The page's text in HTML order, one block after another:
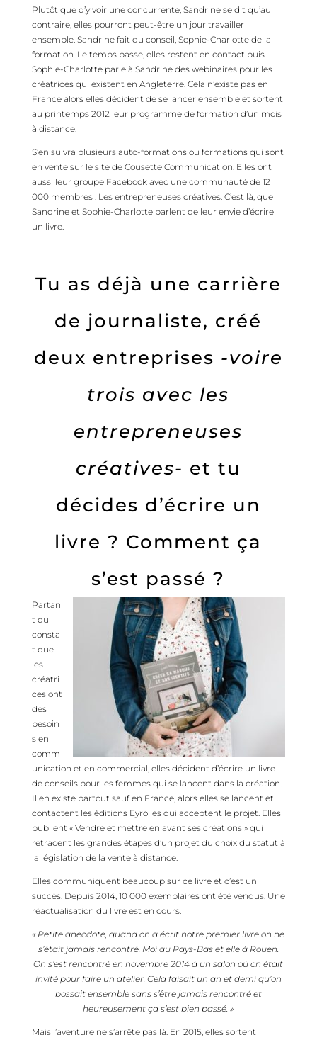
Plutôt que d’y voir une concurrente, Sandrine se dit qu’au
contraire, elles pourront peut-être un jour travailler
ensemble. Sandrine fait du conseil, Sophie-Charlotte de la
formation. Le temps passe, elles restent en contact puis
Sophie-Charlotte parle à Sandrine des webinaires pour les
créatrices qui existent en Angleterre. Cela n’existe pas en
France alors elles décident de se lancer ensemble et sortent
au printemps 2012 leur programme de formation d’un mois
à distance.
S’en suivra plusieurs auto-formations ou formations qui sont
en vente sur le site de Cousette Communication.Elles ont
aussi leur groupe Facebook avec une communauté de 12
000 membres : Les entrepreneuses créatives. C’est là, que
Sandrine et Sophie-Charlotte parlent de leur envie d’écrire
un livre.
Tu as déjà une carrière
de journaliste, créé
deux entreprises -voire
trois avec les
entrepreneuses
créatives- et tu
décides d’écrire un
livre ? Comment ça
s’est passé ?
Partan
t du
consta
t que
les
créatri
ces ont
des
besoin
s en
comm
unication et en commercial, elles décident d’écrire un livre
de conseils pour les femmes qui se lancent dans la création.
Il en existe partout sauf en France, alors elles se lancent et
contactent les éditions Eyrolles qui acceptent le projet. Elles
publient « Vendre et mettre en avant ses créations » qui
retracent les grandes étapes d’un projet du choix du statut à
la législation de la vente à distance.
Elles communiquent beaucoup sur ce livre et c’est un
succès. Depuis 2014, 10 000 exemplaires ont été vendus. Une
réactualisation du livre est en cours.
« Petite anecdote, quand on a écrit notre premier livre on ne
s’était jamais rencontré. Moi au Pays-Bas et elle à Rouen.
On s’est rencontré en novembre 2014 à un salon où on était
invité pour faire un atelier. Cela faisait un an et demi qu’on
bossait ensemble sans s’être jamais rencontré et
heureusement ça s’est bien passé. »
Mais l’aventure ne s’arrête pas là. En 2015, elles sortent